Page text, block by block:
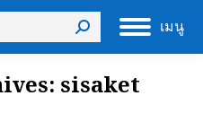
เมนู
sisaket